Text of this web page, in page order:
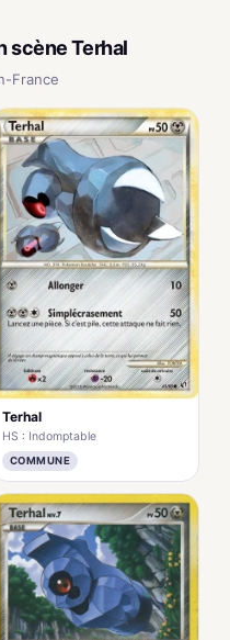
scène Terhal
France
Terhal
HS : Indomptable
COMMUNE